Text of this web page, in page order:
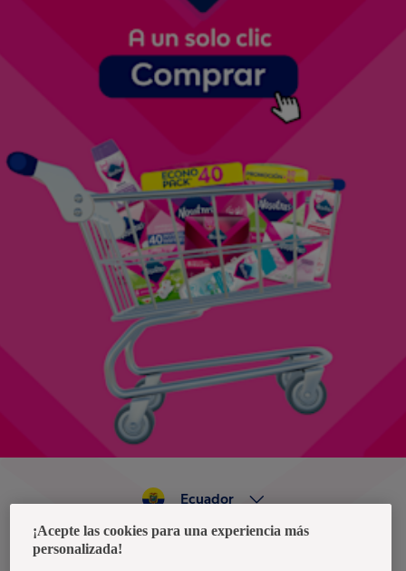
Política de privacidad de datos
Ecuador
¡Acepte las cookies para una experiencia más
personalizada!